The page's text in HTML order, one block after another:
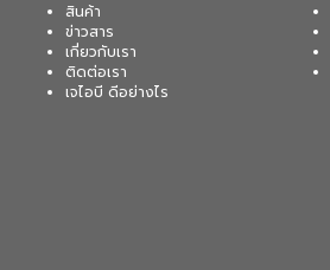
สินค้า
ข่าวสาร
เกี่ยวกับเรา
ติดต่อเรา
เจไอบี ดีอย่างไร